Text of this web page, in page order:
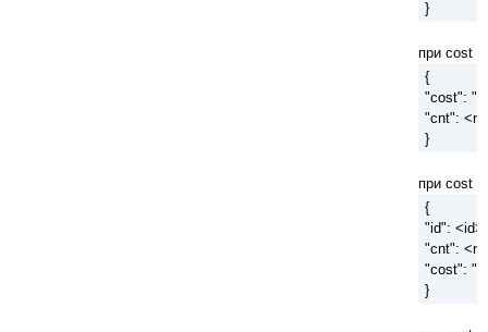
}
при cost
{
"cost":
"cnt": <n>
}
при cost
{
"id": <id>,
"cnt":
"cost":
}